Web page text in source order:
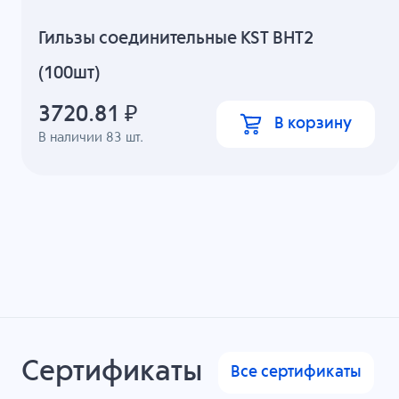
Гильзы соединительные KST BHT2
(100шт)
В наличии 83 шт.
3720.81 ₽ В корзину
Сертификаты Все сертификаты